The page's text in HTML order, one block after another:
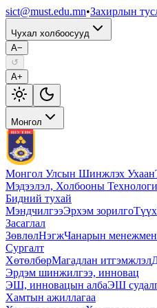
sict@must.edu.mn•Захирлын
Чухал холбоосууд
A−
↺
A+
Монгол
Монгол Улсын Шинжлэх Ухаан
Мэдээлэл, Холбооны
Бидний тухай
МэндчилгээЭрхэм зорилгоТүүх
Засаглал
ЗөвлөлНэгжЧанарын
Сургалт
ХөтөлбөрМагадлан итгэмжлэл
Эрдэм шинжилгээ, инновац
ЭШ, инновацын албаЭШ
Хамтын ажиллагаа